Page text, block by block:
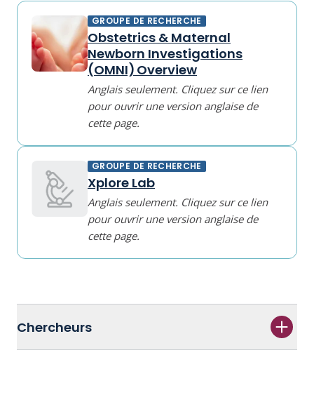
GROUPE DE RECHERCHE
Obstetrics & Maternal
Newborn Investigations
(OMNI) Overview
Anglais seulement. Cliquez sur ce lien
pour ouvrir une version anglaise de
cette page.
GROUPE DE RECHERCHE
Xplore Lab
Anglais seulement. Cliquez sur ce lien
pour ouvrir une version anglaise de
cette page.
Chercheurs